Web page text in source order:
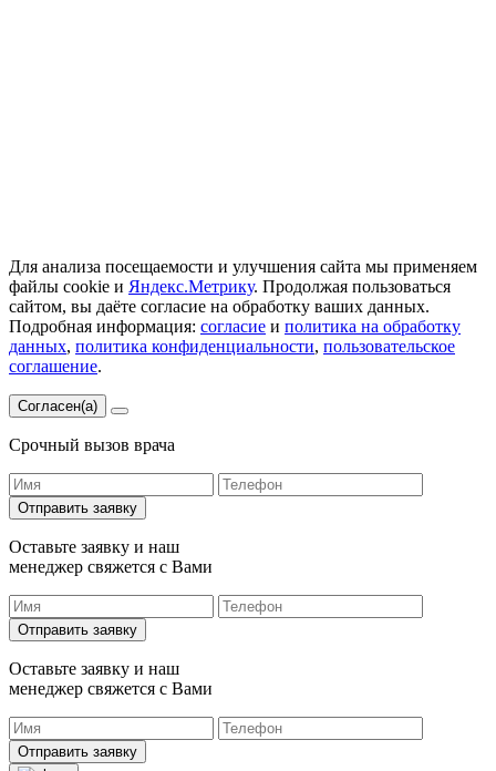
Для анализа посещаемости и улучшения сайта мы применяем
файлы cookie и Яндекс.Метрику. Продолжая пользоваться
сайтом, вы даёте согласие на обработку ваших данных.
Подробная информация: согласие и политика на обработку
данных, политика конфиденциальности, пользовательское
соглашение.
Согласен(а)
Срочный вызов врача
Отправить заявку
Оставьте заявку и наш
менеджер свяжется с Вами
Отправить заявку
Оставьте заявку и наш
менеджер свяжется с Вами
Отправить заявку